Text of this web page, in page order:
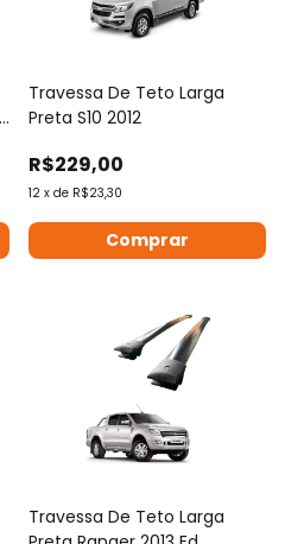
Travessa De Teto Larga
Preta S10 2012
R$229,00
12 x de R$23,30
Travessa De Teto Larga